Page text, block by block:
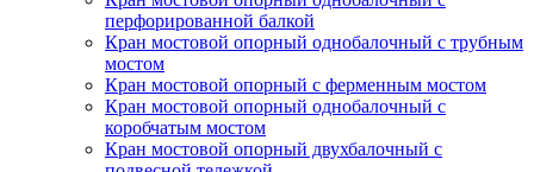
перфорированной балкой
Кран мостовой опорный однобалочный с трубным
мостом
Кран мостовой опорный с ферменным мостом
Кран мостовой опорный однобалочный с
коробчатым мостом
Кран мостовой опорный двухбалочный с